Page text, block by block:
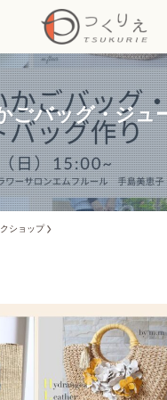
ごバッグ・ジュ
ショップ